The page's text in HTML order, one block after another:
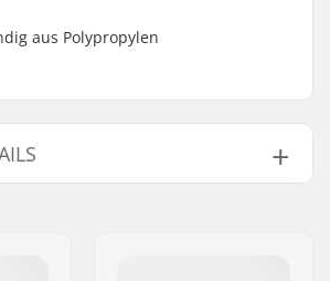
aus Polypropylen